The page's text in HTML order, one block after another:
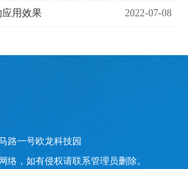
用效果 2022-07-08
路一号欧龙科技园
络，如有侵权请联系管理员删除。